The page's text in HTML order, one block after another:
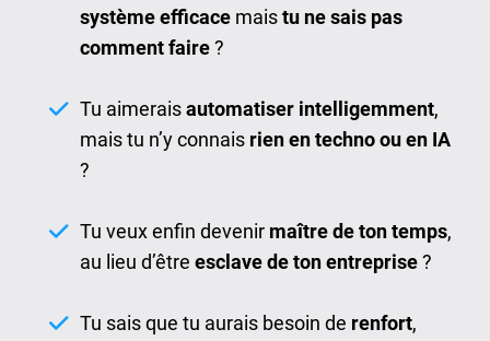
système efficace maistu ne sais pas
comment faire?
Tu aimeraisautomatiser intelligemment,
mais tu n’y connais rien en techno ou en IA
?
Tu veux enfin devenir maître de ton temps,
au lieu d’être esclave de ton entreprise?
Tu sais que tu aurais besoin de renfort,